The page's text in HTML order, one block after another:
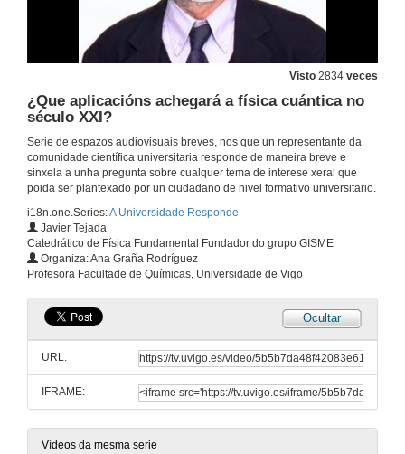
Visto 2834 veces
¿Que aplicacións achegará a física cuántica no
século XXI?
Serie de espazos audiovisuais breves, nos que un representante da
comunidade científica universitaria responde de maneira breve e
sinxela a unha pregunta sobre cualquer tema de interese xeral que
poida ser plantexado por un ciudadano de nivel formativo universitario.
i18n.one.Series:A Universidade Responde
Javier Tejada
Catedrático de Física Fundamental Fundador do grupo GISME
Organiza: Ana Graña Rodríguez
Profesora Facultade de Químicas, Universidade de Vigo
Ocultar
URL:
IFRAME:
Vídeos da mesma serie